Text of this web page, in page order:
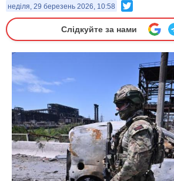
неділя, 29 березень 2026, 10:58
Слідкуйте за нами